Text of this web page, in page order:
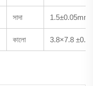
সাদা 1.5±0.05mm
কালো 3.8×7.8 ±0.2